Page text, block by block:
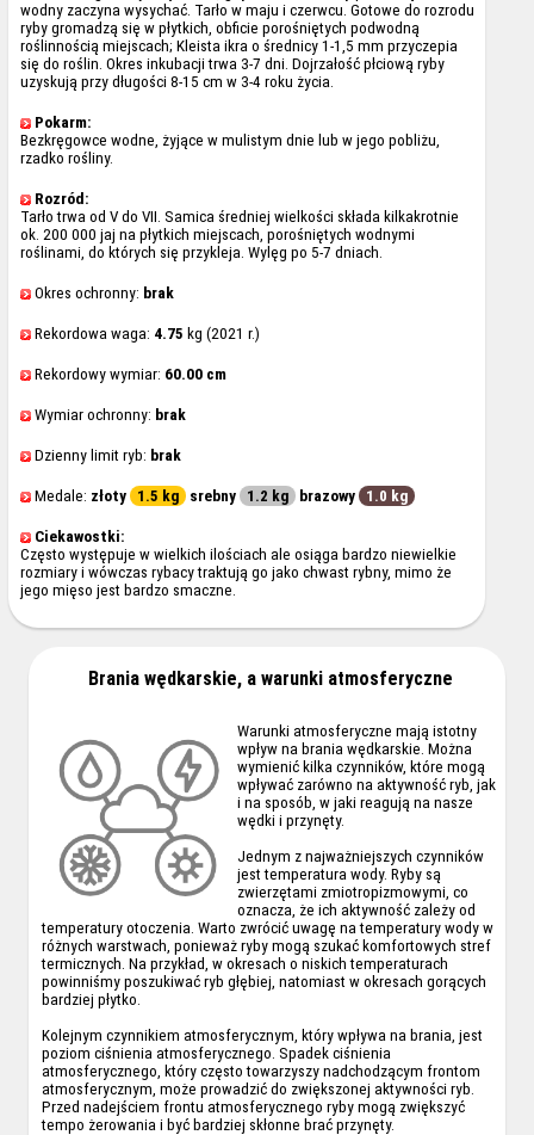
wodny zaczyna wysychać. Tarło w maju i czerwcu. Gotowe do rozrodu
ryby gromadzą się w płytkich, obficie porośniętych podwodną
roślinnością miejscach; Kleista ikra o średnicy 1-1,5 mm przyczepia
się do roślin. Okres inkubacji trwa 3-7 dni. Dojrzałość płciową ryby
uzyskują przy długości 8-15 cm w 3-4 roku życia.
Pokarm:
Bezkręgowce wodne, żyjące w mulistym dnie lub w jego pobliżu,
rzadko rośliny.
Rozród:
Tarło trwa od V do VII. Samica średniej wielkości składa kilkakrotnie
ok. 200 000 jaj na płytkich miejscach, porośniętych wodnymi
roślinami, do których się przykleja. Wylęg po 5-7 dniach.
Okres ochronny: brak
Rekordowa waga: 4.75 kg (2021 r.)
Rekordowy wymiar: 60.00 cm
Wymiar ochronny: brak
Dzienny limit ryb: brak
Medale: złoty 1.5 kg srebny 1.2 kg brazowy 1.0 kg
Ciekawostki:
Często występuje w wielkich ilościach ale osiąga bardzo niewielkie
rozmiary i wówczas rybacy traktują go jako chwast rybny, mimo że
jego mięso jest bardzo smaczne.
Brania wędkarskie, a warunki atmosferyczne
Warunki atmosferyczne mają istotny
wpływ na brania wędkarskie. Można
wymienić kilka czynników, które mogą
wpływać zarówno na aktywność ryb, jak
i na sposób, w jaki reagują na nasze
wędki i przynęty.
Jednym z najważniejszych czynników
jest temperatura wody. Ryby są
zwierzętami zmiotropizmowymi, co
oznacza, że ich aktywność zależy od
temperatury otoczenia. Warto zwrócić uwagę na temperatury wody w
różnych warstwach, ponieważ ryby mogą szukać komfortowych stref
termicznych. Na przykład, w okresach o niskich temperaturach
powinniśmy poszukiwać ryb głębiej, natomiast w okresach gorących
bardziej płytko.
Kolejnym czynnikiem atmosferycznym, który wpływa na brania, jest
poziom ciśnienia atmosferycznego. Spadek ciśnienia
atmosferycznego, który często towarzyszy nadchodzącym frontom
atmosferycznym, może prowadzić do zwiększonej aktywności ryb.
Przed nadejściem frontu atmosferycznego ryby mogą zwiększyć
tempo żerowania i być bardziej skłonne brać przynęty.